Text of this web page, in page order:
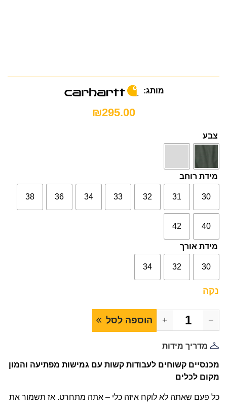
מותג:
₪295.00
צבע
מידת רוחב
30
31
32
33
34
36
38
40
42
מידת אורך
30
32
34
נקה
−
+ הוספה לסל
מדריך מידות
מכנסיים קשוחים לעבודות קשות עם גמישות מפתיעה והמון
מקום לכלים
כל פעם שאתה לא לוקח איזה כלי – אתה מתחרט. אז תשמור את